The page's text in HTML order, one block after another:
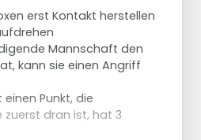
den Mittelkreis herum.
Kreislinie, 1 Ball in der
"GO" sagt, versuchen die
zu bekommen, die
erst Kontakt herstellen
Mannschaft den
kann sie einen Angriff
Punkt, die
dran ist, hat 3